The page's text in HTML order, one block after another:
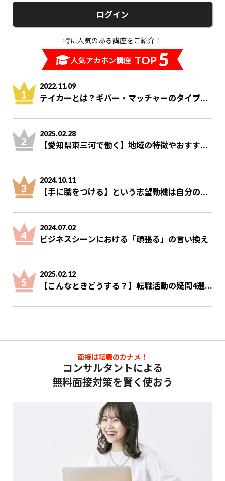
ログイン
特に人気のある講座をご紹介！
人気アカホン講座 TOP5
2022.11.09
テイカーとは？ギバー・マッチャーのタイプ...
2025.02.28
【愛知県東三河で働く】地域の特徴やおすす...
2024.10.11
【手に職をつける】という志望動機は自分の...
2024.07.02
ビジネスシーンにおける「頑張る」の言い換え
2025.02.12
【こんなときどうする？】転職活動の疑問4選...
面接は転職のカナメ！
コンサルタントによる
無料面接対策を賢く使おう